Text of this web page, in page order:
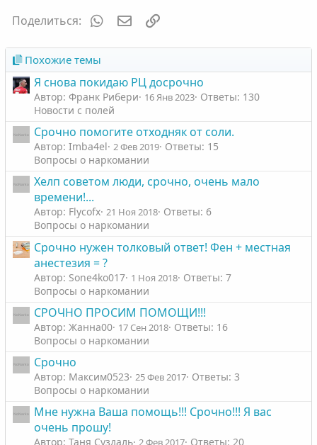
т
в
н
ы
й
г
о
л
о
с
в
н
ы
й
г
о
л
о
с
Поделиться: WhatsAppЭлектронная почта
Похожие темы
Я снова покидаю РЦ досрочно
Автор: Франк Рибери 16 Янв 2023 Ответы: 130
Новости с полей
Срочно помогите отходняк от соли.
Автор: Imba4el 2 Фев 2019 Ответы: 15
Вопросы о наркомании
Хелп советом люди, срочно, очень мало
времени!...
Автор: Flycofx 21 Ноя 2018 Ответы: 6
Вопросы о наркомании
Срочно нужен толковый ответ! Фен + местная
анестезия = ?
Автор: Sone4ko017 1 Ноя 2018 Ответы: 7
Вопросы о наркомании
СРОЧНО ПРОСИМ ПОМОЩИ!!!
Автор: Жанна00 17 Сен 2018 Ответы: 16
Вопросы о наркомании
Срочно
Автор: Максим0523 25 Фев 2017 Ответы: 3
Вопросы о наркомании
Мне нужна Ваша помощь!!! Срочно!!! Я вас
очень прошу!
Автор: Таня Суздаль 2 Фев 2017 Ответы: 20